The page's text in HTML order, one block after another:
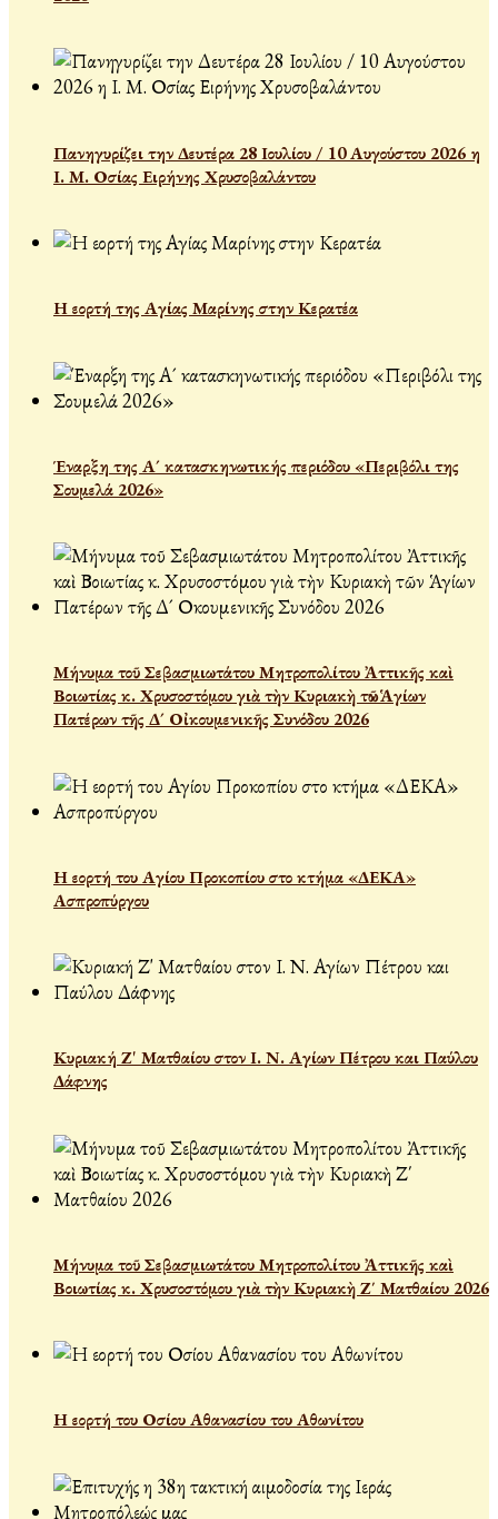
Πανηγυρίζει την Δευτέρα 28 Ιουλίου / 10 Αυγούστου 2026 η
Ι. Μ. Οσίας Ειρήνης Χρυσοβαλάντου
Η εορτή της Αγίας Μαρίνης στην Κερατέα
Έναρξη της Α´ κατασκηνωτικής περιόδου «Περιβόλι της
Σουμελά 2026»
Μήνυμα τοῦ Σεβασμιωτάτου Μητροπολίτου Ἀττικῆς καὶ
Βοιωτίας κ. Χρυσοστόμου γιὰ τὴν Κυριακὴ τῶν Ἁγίων
Πατέρων τῆς Δ´ Οἰκουμενικῆς Συνόδου 2026
Η εορτή του Αγίου Προκοπίου στο κτήμα «ΔΕΚΑ»
Ασπροπύργου
Κυριακή Ζ' Ματθαίου στον Ι. Ν. Αγίων Πέτρου και Παύλου
Δάφνης
Μήνυμα τοῦ Σεβασμιωτάτου Μητροπολίτου Ἀττικῆς καὶ
Βοιωτίας κ. Χρυσοστόμου γιὰ τὴν Κυριακὴ Ζ΄ Ματθαίου 2026
Η εορτή του Οσίου Αθανασίου του Αθωνίτου